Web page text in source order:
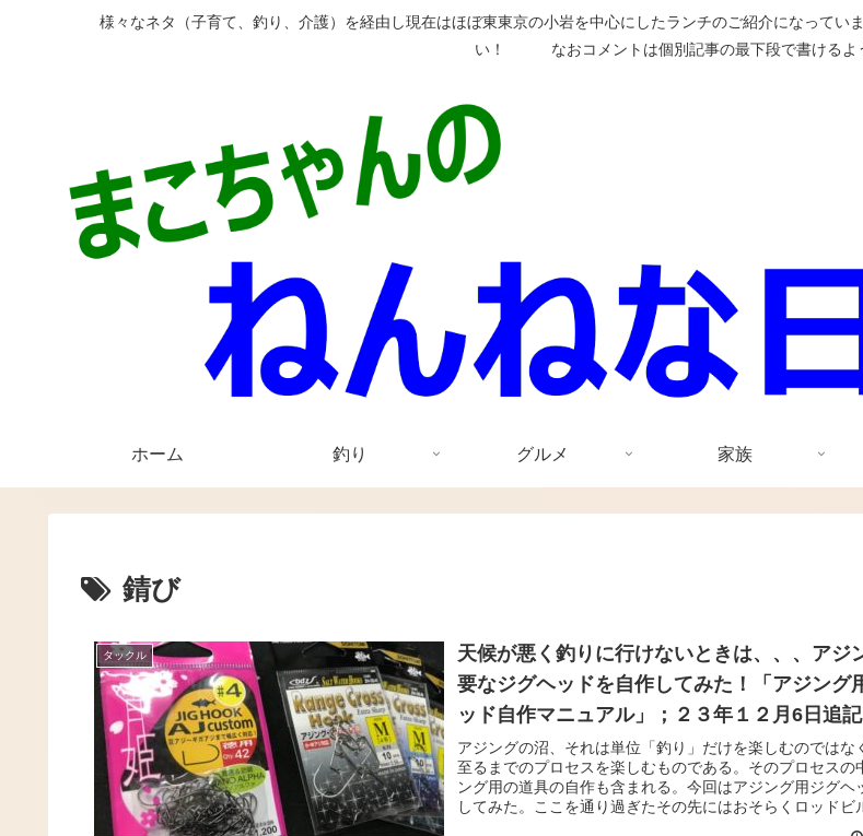
様々なネタ（子育て、釣り、介護）を経由し現在はほぼ東東京の小岩を中心にしたランチのご紹介になって
い！ なおコメントは個別記事の最下段で書けるよう
ホーム 釣り グルメ 家族
錆び
タックル
天候が悪く釣りに行けないときは、、、アジ
要なジグヘッドを自作してみた！「アジング
ッド自作マニュアル」；２３年１２月6日追記
アジングの沼、それは単位「釣り」だけを楽しむのではな
至るまでのプロセスを楽しむものである。そのプロセスの
ング用の道具の自作も含まれる。今回はアジング用ジグヘ
してみた。ここを通り過ぎたその先にはおそらくロッドビ